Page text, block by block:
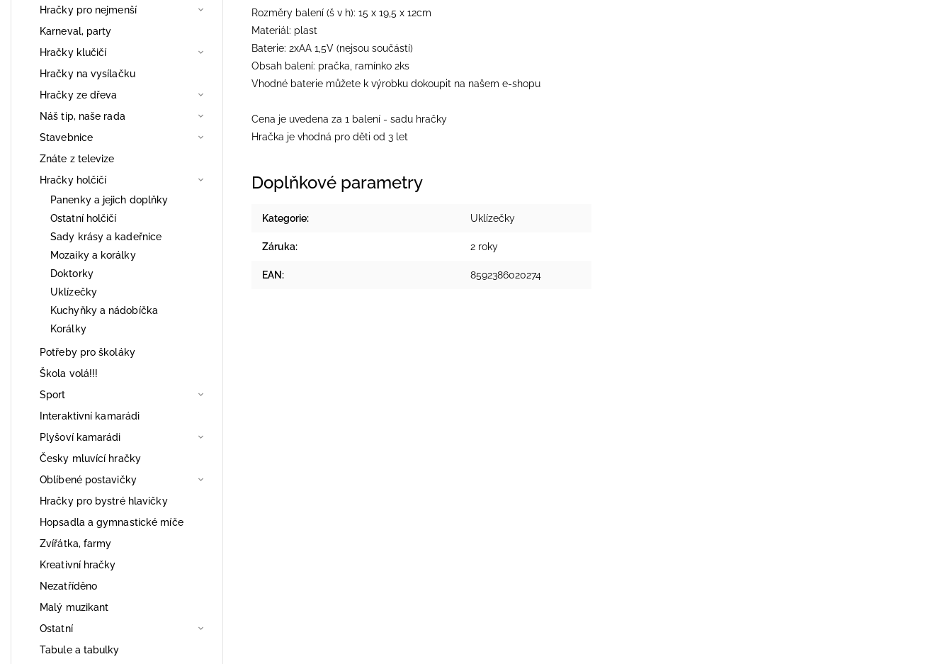
Hračky pro nejmenší
Karneval, party
Hračky klučičí
Hračky na vysílačku
Hračky ze dřeva
Náš tip, naše rada
Stavebnice
Znáte z televize
Hračky holčičí
Panenky a jejich doplňky
Ostatní holčičí
Sady krásy a kadeřnice
Mozaiky a korálky
Doktorky
Uklízečky
Kuchyňky a nádobíčka
Korálky
Potřeby pro školáky
Škola volá!!!
Sport
Interaktivní kamarádi
Plyšoví kamarádi
Česky mluvící hračky
Oblíbené postavičky
Hračky pro bystré hlavičky
Hopsadla a gymnastické míče
Zvířátka, farmy
Kreativní hračky
Nezatříděno
Malý muzikant
Ostatní
Tabule a tabulky
Rozměry balení (š v h): 15 x 19,5 x 12cm
Materiál: plast
Baterie: 2xAA 1,5V (nejsou součástí)
Obsah balení: pračka, ramínko 2ks
Vhodné baterie můžete k výrobku dokoupit na našem e-shopu
Cena je uvedena za 1 balení - sadu hračky
Hračka je vhodná pro děti od 3 let
Doplňkové parametry
Kategorie: Uklízečky
Záruka: 2 roky
EAN : 8592386020274